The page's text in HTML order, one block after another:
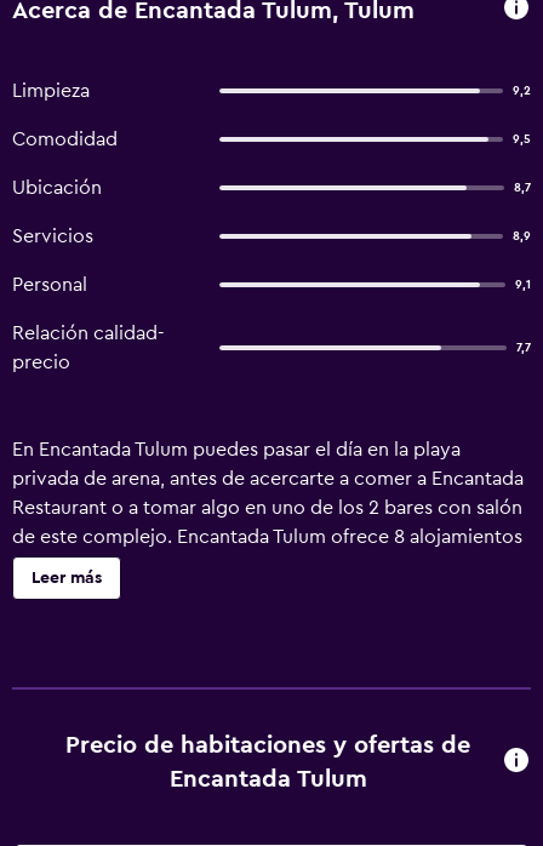
Acerca de Encantada Tulum, Tulum
Limpieza 9,2
Comodidad 9,5
Ubicación 8,7
Servicios 8,9
Personal 9,1
Relación calidad-
precio
7,7
En Encantada Tulum puedes pasar el día en la playa
privada de arena, antes de acercarte a comer a Encantada
Restaurant o a tomar algo en uno de los 2 bares con salón
de este complejo. Encantada Tulum ofrece 8 alojamientos
con aire acondicionado, caja fuerte y botella de agua
gratuita. Las habitaciones disponen de balcón amueblado.
ducha tipo lluvia, albornoces, artículos de higiene
personal gratuitos y secador de pelo. Se ofrece servicio
Leer más
Precio de habitaciones y ofertas de
Encantada Tulum